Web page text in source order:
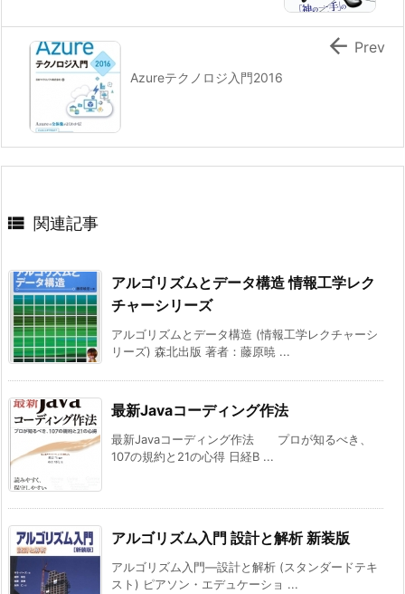
Azureテクノロジ入門2016
 Prev
 関連記事
アルゴリズムとデータ構造 情報工学レク
チャーシリーズ
アルゴリズムとデータ構造 (情報工学レクチャーシ
リーズ) 森北出版 著者：藤原暁 ...
最新Javaコーディング作法
最新Javaコーディング作法 プロが知るべき、
107の規約と21の心得 日経B ...
アルゴリズム入門 設計と解析 新装版
アルゴリズム入門―設計と解析 (スタンダードテキ
スト) ピアソン・エデュケーショ ...